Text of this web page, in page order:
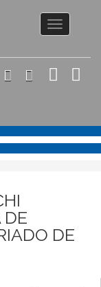
Toggle
navigation
DE
DE